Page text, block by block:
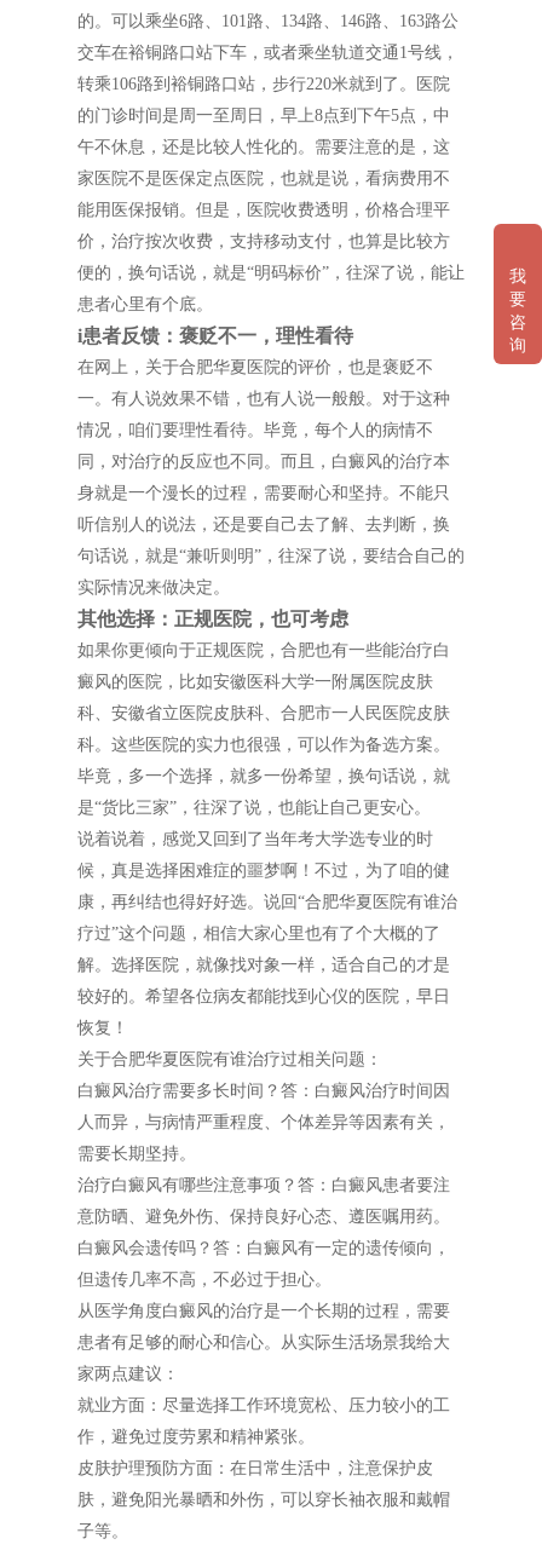
的。可以乘坐6路、101路、134路、146路、163路公
交车在裕铜路口站下车，或者乘坐轨道交通1号线，
转乘106路到裕铜路口站，步行220米就到了。医院
的门诊时间是周一至周日，早上8点到下午5点，中
午不休息，还是比较人性化的。需要注意的是，这
家医院不是医保定点医院，也就是说，看病费用不
能用医保报销。但是，医院收费透明，价格合理平
价，治疗按次收费，支持移动支付，也算是比较方
便的，换句话说，就是“明码标价”，往深了说，能让
患者心里有个底。
i患者反馈：褒贬不一，理性看待
在网上，关于合肥华夏医院的评价，也是褒贬不
一。有人说效果不错，也有人说一般般。对于这种
情况，咱们要理性看待。毕竟，每个人的病情不
同，对治疗的反应也不同。而且，白癜风的治疗本
身就是一个漫长的过程，需要耐心和坚持。不能只
听信别人的说法，还是要自己去了解、去判断，换
句话说，就是“兼听则明”，往深了说，要结合自己的
实际情况来做决定。
其他选择：正规医院，也可考虑
如果你更倾向于正规医院，合肥也有一些能治疗白
癜风的医院，比如安徽医科大学一附属医院皮肤
科、安徽省立医院皮肤科、合肥市一人民医院皮肤
科。这些医院的实力也很强，可以作为备选方案。
毕竟，多一个选择，就多一份希望，换句话说，就
是“货比三家”，往深了说，也能让自己更安心。
说着说着，感觉又回到了当年考大学选专业的时
候，真是选择困难症的噩梦啊！不过，为了咱的健
康，再纠结也得好好选。说回“合肥华夏医院有谁治
疗过”这个问题，相信大家心里也有了个大概的了
解。选择医院，就像找对象一样，适合自己的才是
较好的。希望各位病友都能找到心仪的医院，早日
恢复！
关于合肥华夏医院有谁治疗过相关问题：
白癜风治疗需要多长时间？答：白癜风治疗时间因
人而异，与病情严重程度、个体差异等因素有关，
需要长期坚持。
治疗白癜风有哪些注意事项？答：白癜风患者要注
意防晒、避免外伤、保持良好心态、遵医嘱用药。
白癜风会遗传吗？答：白癜风有一定的遗传倾向，
但遗传几率不高，不必过于担心。
从医学角度白癜风的治疗是一个长期的过程，需要
患者有足够的耐心和信心。从实际生活场景我给大
家两点建议：
就业方面：尽量选择工作环境宽松、压力较小的工
作，避免过度劳累和精神紧张。
皮肤护理预防方面：在日常生活中，注意保护皮
肤，避免阳光暴晒和外伤，可以穿长袖衣服和戴帽
子等。
我
要
咨
询